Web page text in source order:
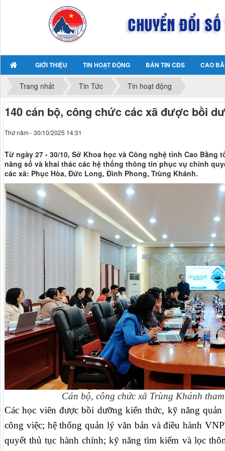
GIỚI THIỆU TIN HOẠT ĐỘNG BẢN TIN CĐS CAO
Trang nhất Tin Tức Tin hoạt động
140 cán bộ, công chức các xã được bồi
Thứ năm - 30/10/2025 14:31
Từ ngày 27 - 30/10, Sở Khoa học và Công nghệ tỉnh Cao
năng số và khai thác các hệ thống thông tin phục vụ chính
các xã: Phục Hòa, Đức Long, Đình Phong, Trùng Khánh.
Cán bộ, công chức xã Trùng Khánh
Các học viên được bồi dưỡng kiến thức, kỹ năng
công việc; hệ thống quản lý văn bản và điều hành
quyết thủ tục hành chính; kỹ năng tìm kiếm và lọc